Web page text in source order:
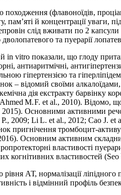
(флавоноїдів,
й концентрації уваги,
слід вживати по 2
та пуерарії
in vitro показали, що глоду
антиаритмічні,
гіпертензією та
– відомий своїми
дія екстракту барвінку
M. F. et al., 2010). Відомо,
2015). Основними активними
2009; Li L. et al., 2012; Cao J. et
пригнічення тромбоцит-
Основним активним
властивості
когнітивних властивостей
АТ, нормалізації
і відмінний профіль